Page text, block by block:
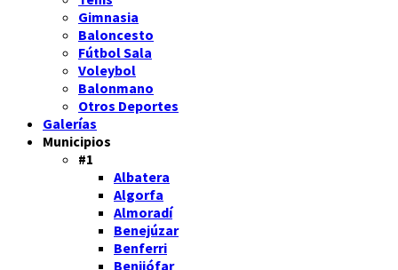
Gimnasia
Baloncesto
Fútbol Sala
Voleybol
Balonmano
Otros Deportes
Galerías
Municipios
#1
Albatera
Algorfa
Almoradí
Benejúzar
Benferri
Benijófar